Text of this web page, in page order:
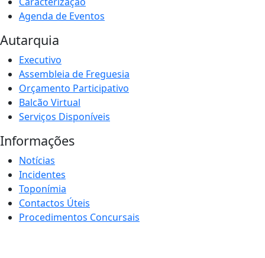
Agenda de Eventos
Autarquia
Executivo
Assembleia de Freguesia
Orçamento Participativo
Balcão Virtual
Serviços Disponíveis
Informações
Notícias
Incidentes
Toponímia
Contactos Úteis
Procedimentos Concursais